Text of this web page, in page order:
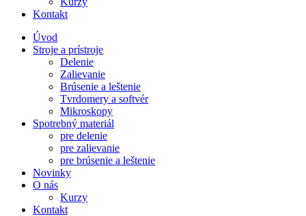
Kontakt
Úvod
Stroje a prístroje
Delenie
Zalievanie
Brúsenie a leštenie
Tvrdomery a softvér
Mikroskopy
Spotrebný materiál
pre delenie
pre zalievanie
pre brúsenie a leštenie
Novinky
O nás
Kurzy
Kontakt